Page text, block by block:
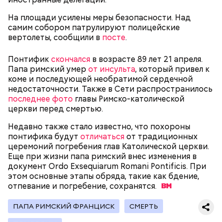
На площади усилены меры безопасности. Над
самим собором патрулируют полицейские
вертолеты, сообщили в посте.
Понтификскончался в возрасте 89 лет 21 апреля.
Папа римский умер от инсульта, который привел к
коме и последующей необратимой сердечной
недостаточности. Также в Сети распространилось
последнее фото главы Римско-католической
церкви перед смертью.
Недавно также стало известно, что похороны
понтифика будут отличатьсяот традиционных
церемоний погребения глав Католической церкви.
Еще при жизни папа римский внес изменения в
документ Ordo Exsequiarum Romani Pontificis. При
этом основные этапы обряда, такие как бдение,
отпевание и погребение, сохранятся.
ПАПА РИМСКИЙ ФРАНЦИСК СМЕРТЬ
Фото: public domain
1920 году переехала в Версаль, где была на
протяжении 16 лет учителем в двух семьях. В 1923
году она стала послушницей в монастыре и спустя
20 лет приняла монашество в одном из парижских
монастырей.